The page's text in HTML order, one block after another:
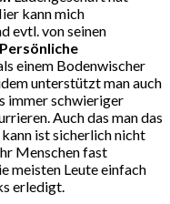
kann mich
evtl. von seinen
Persönliche
einem Bodenwischer
unterstützt man auch
immer schwieriger
Auch das man das
ist sicherlich nicht
Menschen fast
meisten Leute einfach
erledigt.